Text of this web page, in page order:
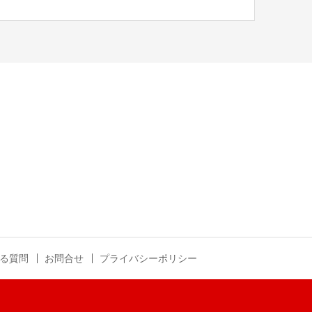
質問 お問合せ プライバシーポリシー